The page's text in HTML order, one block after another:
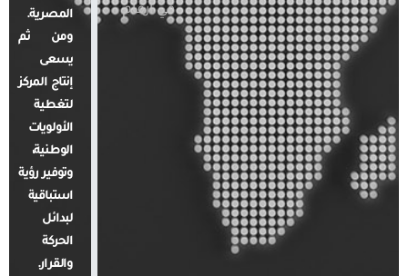
في أرقام
المصرية.
ومن ثم
يسعى
إنتاج المركز
لتغطية
الأولويات
الوطنية،
وتوفير رؤية
استباقية
لبدائل
الحركة
والقرار.